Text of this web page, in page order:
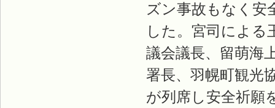
ズン事故もなく安
した。宮司による
議会議長、留萌海
署長、羽幌町観光
が列席し安全祈願